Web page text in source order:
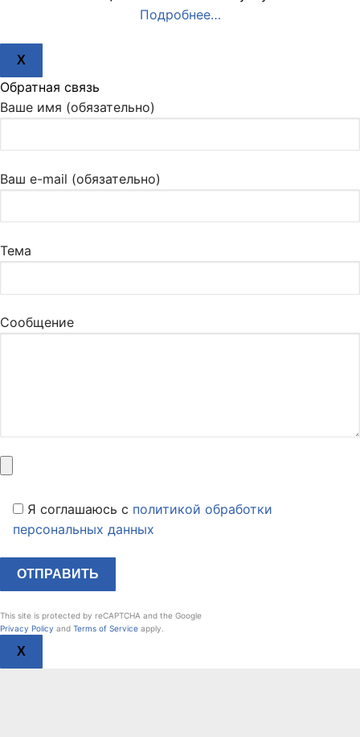
Подробнее…
X
Обратная связь
Ваше имя (обязательно)
Ваш e-mail (обязательно)
Тема
Сообщение
Я соглашаюсь c политикой обработки
персональных данных
This site is protected by reCAPTCHA and the Google
Privacy Policy and Terms of Service apply.
X